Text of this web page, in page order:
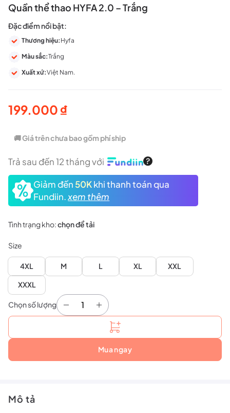
Quần thể thao HYFA 2.0 – Trắng
Đặc điểm nổi bật:
Thương hiệu: Hyfa
Màu sắc:Trắng
Xuất xứ:Việt Nam.
199.000 ₫
🚚 Giá trên chưa bao gồm phí ship
Trả sau đến 12 tháng với
Giảm đến 50Kkhi thanh toán qua
Fundiin.xem thêm
Tình trạng kho:chọn để tải
Size
4XL M L XL
XXL
XXXL
Chọn số lượng
Quần thể thao HYFA 2.0 - Trắng số lượng
Mua ngay
Mô tả